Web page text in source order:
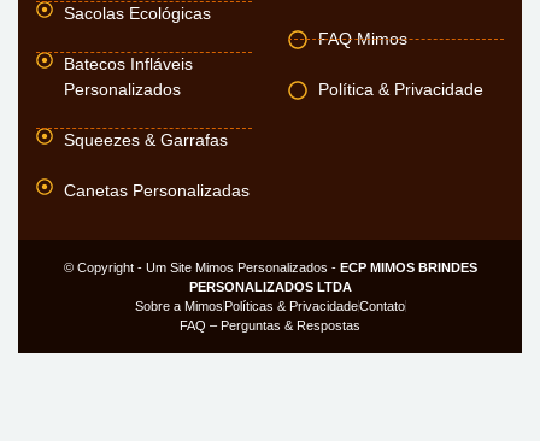
Sacolas Ecológicas
Batecos Infláveis
Personalizados
Squeezes & Garrafas
Canetas Personalizadas
FAQ Mimos
Política & Privacidade
© Copyright - Um Site Mimos Personalizados - ECP MIMOS BRINDES
PERSONALIZADOS LTDA
Sobre a Mimos Políticas & PrivacidadeContato
FAQ – Perguntas & Respostas